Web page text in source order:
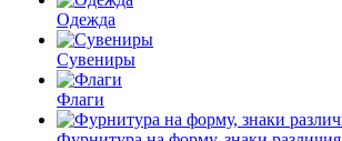
Одежда
Сувениры
Флаги